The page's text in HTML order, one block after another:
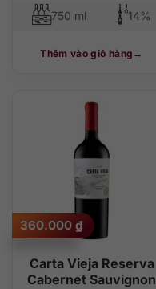
750 ml 14%
Thêm vào giỏ hàng
Carta Vieja Reserva
Cabernet Sauvignon
360.000 ₫